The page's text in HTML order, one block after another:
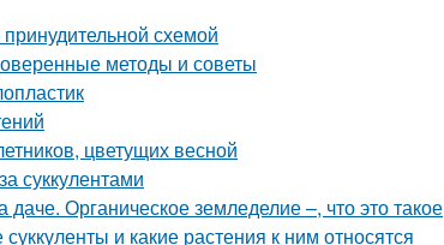
схемой
методы и советы
цветущих весной
суккулентами
Органическое земледелие –, что это такое
и какие растения к ним относятся